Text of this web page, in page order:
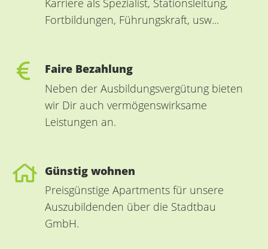
Karriere als Spezialist, Stationsleitung,
Fortbildungen, Führungskraft, usw...
Faire Bezahlung
Neben der Ausbildungsvergütung bieten
wir Dir auch vermögenswirksame
Leistungen an.
Günstig wohnen
Preisgünstige Apartments für unsere
Auszubildenden über die Stadtbau
GmbH.